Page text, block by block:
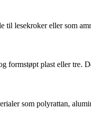
lesekroker eller som
formstøpt plast eller tre.
som polyrattan,